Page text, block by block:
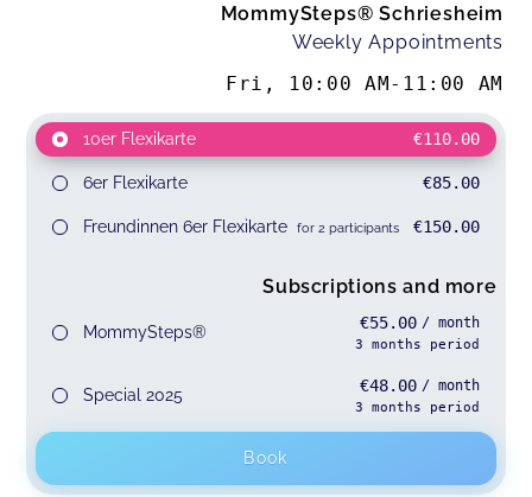
MommySteps® Schriesheim
Weekly Appointments
Fri , 10:00 AM- 11:00 AM
10er Flexikarte €110.00
6er Flexikarte €85.00
Freundinnen 6er Flexikarte for 2 participants €150.00
Subscriptions and more
MommySteps® €55.00 / month
3months period
Special 2025 €48.00 / month
3months period
Book